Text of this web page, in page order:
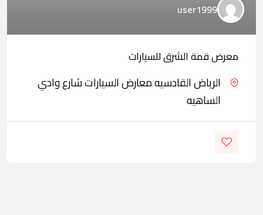
user1999
معرض قمة الشرق للسيارات
الرياض القادسيه معارض السيارات شارع وادي
الساهيه